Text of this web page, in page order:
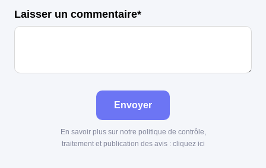
Laisser un commentaire*
Envoyer
En savoir plus sur notre politique de contrôle,
traitement et publication des avis : cliquez ici